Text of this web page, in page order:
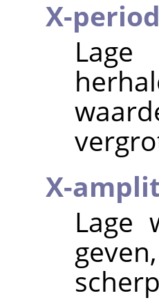
X-
X-
Lage